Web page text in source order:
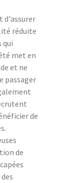
d'assurer
réduite
qui
met en
et ne
passager
de
de